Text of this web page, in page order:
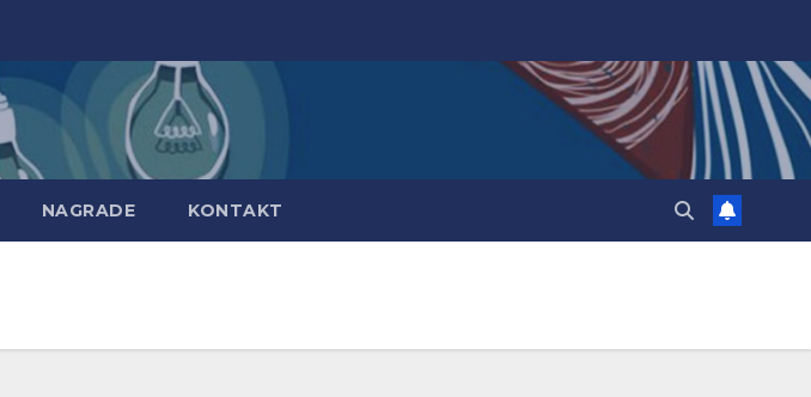
NAGRADE KONTAKT